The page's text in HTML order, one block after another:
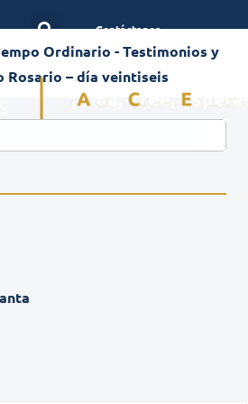
Contáctanos
Ordinario -Testimonios y
Rosario – día veintiseis